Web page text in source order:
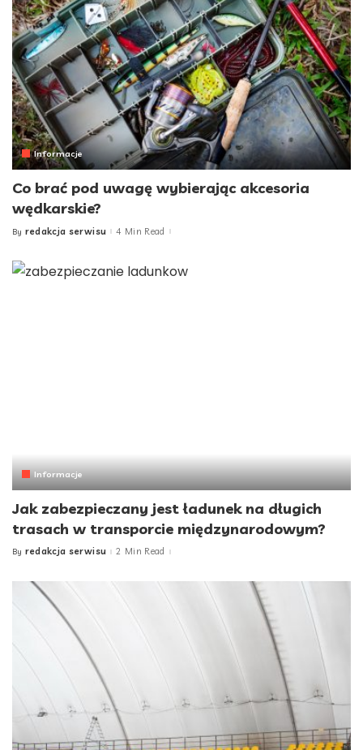
Informacje
Co brać pod uwagę wybierając akcesoria
wędkarskie?
Posted
By redakcja serwisu 4 Min Read
Informacje
Jak zabezpieczany jest ładunek na długich
trasach w transporcie międzynarodowym?
Posted
By redakcja serwisu 2 Min Read